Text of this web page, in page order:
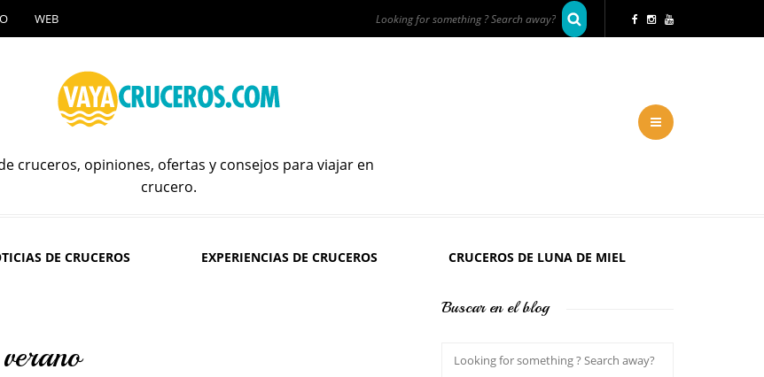
WEB
cruceros, opiniones, ofertas y consejos para viajar en
crucero.
DE CRUCEROS EXPERIENCIAS DE CRUCEROS CRUCEROS DE LUNA DE MIEL
Buscar en el blog